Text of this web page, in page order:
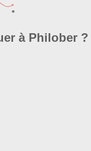
à Philober ?